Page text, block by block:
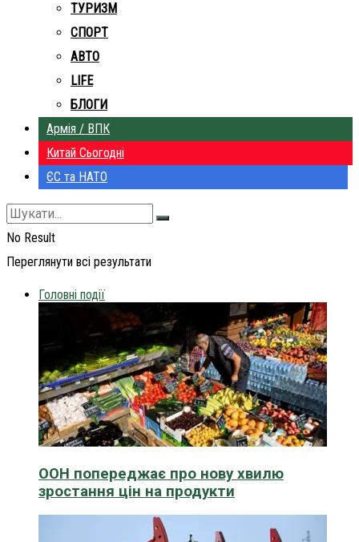
ТУРИЗМ
СПОРТ
АВТО
LIFE
БЛОГИ
Армія / ВПК
Китай Сьогодні
ЄС та НАТО
No Result
Переглянути всі результати
Головні події
ООН попереджає про нову хвилю
зростання цін на продукти